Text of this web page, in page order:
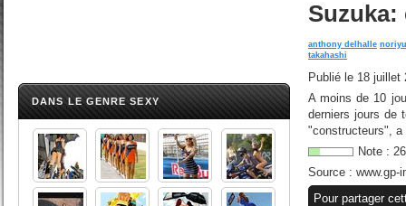
DANS LE GENRE SEXY
Suzuka:
anthony delhalle
takahashi
Publié le 18 juillet
A moins de 10
derniers jours de
"constructeurs", a
Note : 26
Source : www.gp-
Pour partager